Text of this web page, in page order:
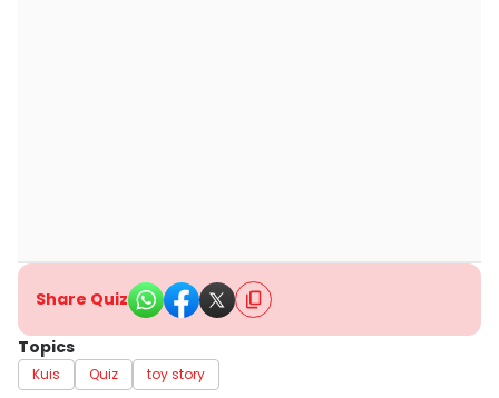
Share Quiz
Topics
Kuis Quiz toy story